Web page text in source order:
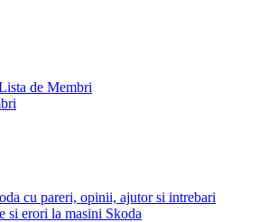
de Membri
cu pareri, opinii, ajutor si intrebari
si erori la masini Skoda